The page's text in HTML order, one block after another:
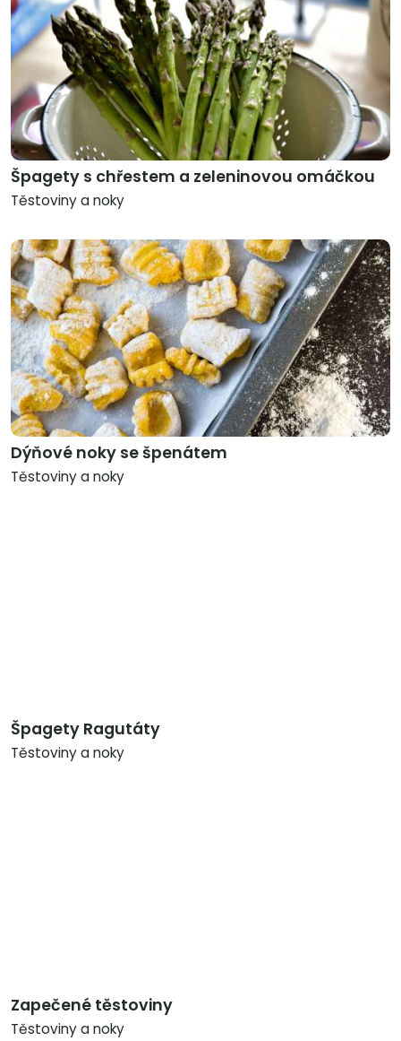
Špagety s chřestem a zeleninovou omáčkou
Těstoviny a noky
Dýňové noky se špenátem
Těstoviny a noky
Špagety Ragutáty
Těstoviny a noky
Zapečené těstoviny
Těstoviny a noky